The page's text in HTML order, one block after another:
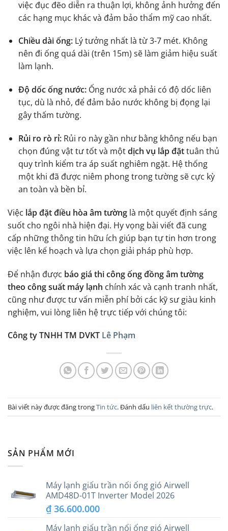
việc đục đẽo diễn ra thuận lợi, không ảnh hưởng đến
các hạng mục khác và đảm bảo thẩm mỹ cao nhất.
Chiều dài ống:Lý tưởng nhất là từ 3-7 mét. Không
nên đi ống quá dài (trên 15m) sẽ làm giảm hiệu suất
làm lạnh.
Độ dốc ống nước:Ống nước xả phải có độ dốc liên
tục, dù là nhỏ, để đảm bảo nước không bị đọng lại
gây thấm tường.
Rủi ro rò rỉ:Rủi ro này gần như bằng không nếu bạn
chọn đúng vật tư tốt và mộtdịch vụ lắp đặttuân thủ
quy trình kiểm tra áp suất nghiêm ngặt. Hệ thống
một khi đã được niêm phong trong tường sẽ cực kỳ
an toàn và bền bỉ.
Việc lắp đặt điều hòa âm tường là một quyết định sáng
suốt cho ngôi nhà hiện đại. Hy vọng bài viết đã cung
cấp những thông tin hữu ích giúp bạn tự tin hơn trong
việc lên kế hoạch và lựa chọn giải pháp phù hợp.
Để nhận được báo giá thi công ống đồng âm tường
theo công suất máy lạnh chính xác và cạnh tranh nhất,
cũng như được tư vấn miễn phí bởi các kỹ sư giàu kinh
nghiệm, vui lòng liên hệ trực tiếp với chúng tôi:
Công ty TNHH TM DVKT Lê Phạm
Bài viết này được đăng trongTin tức. Đánh dấu liên kết thường trực.
SẢN PHẨM MỚI
Máy lạnh giấu trần nối ống gió Airwell
AMD48D-01T Inverter Model 2026
₫ 36.600.000
Máy lạnh giấu trần nối ống gió Airwell